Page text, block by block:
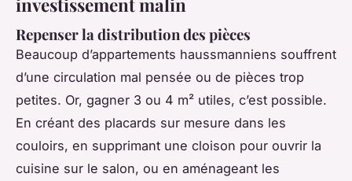
Repenser la distribution des pièces
Beaucoup d’appartements haussmanniens souffrent
d’une circulation mal pensée ou de pièces trop
petites. Or, gagner 3 ou 4 m² utiles, c’est possible.
En créant des placards sur mesure dans les
couloirs, en supprimant une cloison pour ouvrir la
cuisine sur le salon, ou en aménageant les